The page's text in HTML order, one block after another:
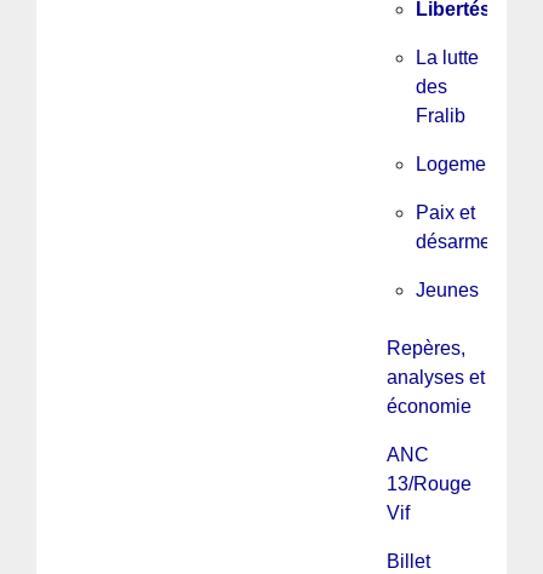
Libertés
La lutte
des
Fralib
Logement
Paix et
désarmement
Jeunes
Repères,
analyses et
économie
ANC
13/Rouge
Vif
Billet